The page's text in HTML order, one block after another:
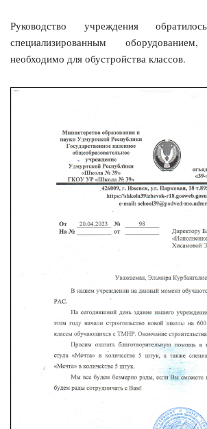
Руководство учреждения
специализированным
необходимо для обустройства классов.